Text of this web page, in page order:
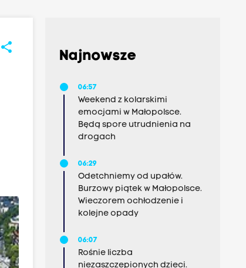
share
Najnowsze
06:57
Weekend z kolarskimi
emocjami w Małopolsce.
Będą spore utrudnienia na
drogach
06:29
Odetchniemy od upałów.
Burzowy piątek w Małopolsce.
Wieczorem ochłodzenie i
kolejne opady
06:07
Rośnie liczba
niezaszczepionych dzieci.